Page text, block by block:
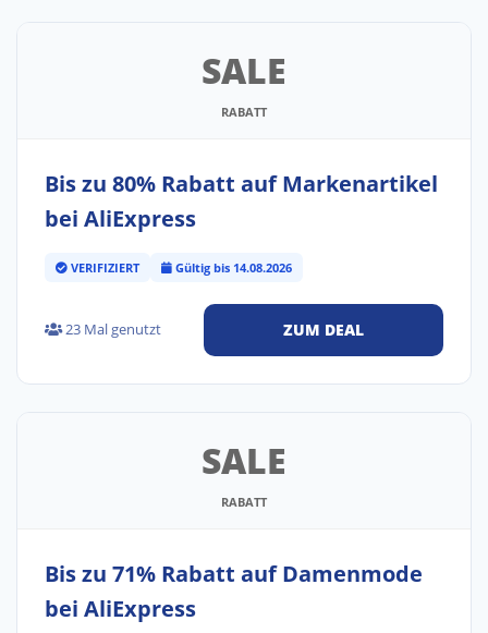
SALE
RABATT
Bis zu 80% Rabatt auf Markenartikel
bei AliExpress
VERIFIZIERT Gültig bis 14.08.2026
23 Mal genutzt ZUM DEAL
SALE
RABATT
Bis zu 71% Rabatt auf Damenmode
bei AliExpress